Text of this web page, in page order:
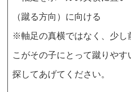
（蹴る方向）に向ける
※軸足の真横ではなく、少し
こがその子にとって蹴りや
探してあげてください。